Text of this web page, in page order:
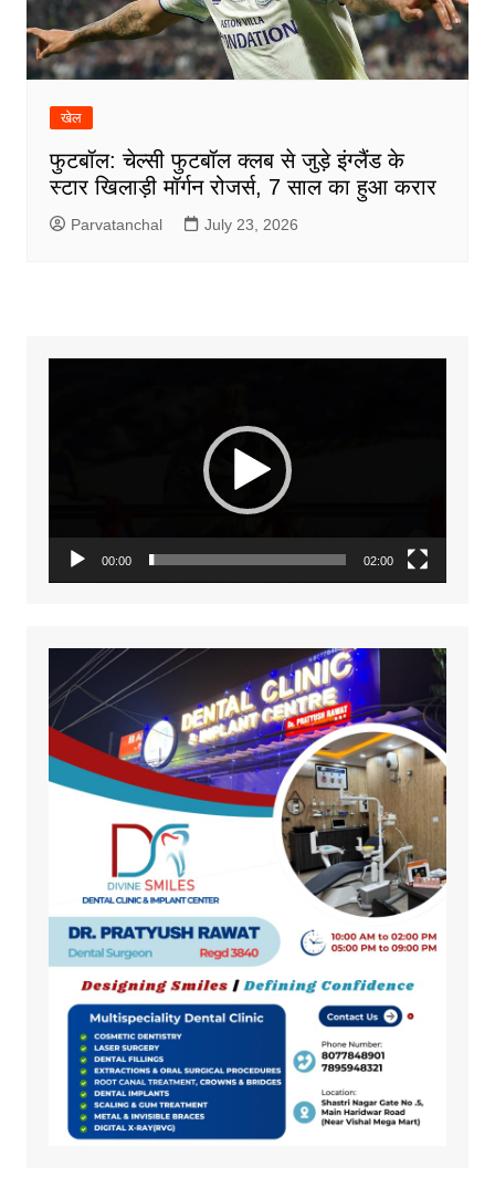
खेल
फुटबॉल: चेल्सी फुटबॉल क्लब से जुड़े इंग्लैंड के
स्टार खिलाड़ी मॉर्गन रोजर्स, 7 साल का हुआ करार
Parvatanchal July 23, 2026
00:00 02:00